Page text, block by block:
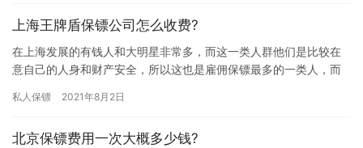
上海王牌盾保镖公司怎么收费?
在上海发展的有钱人和大明星非常多，而这一类人群他们是比较在
意自己的人身和财产安全，所以这也是雇佣保镖最多的一类人，而
牌盾保…
私人保镖 2021年8月2日
北京保镖费用一次大概多少钱?